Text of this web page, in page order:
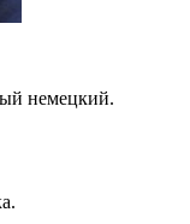
немецкий.